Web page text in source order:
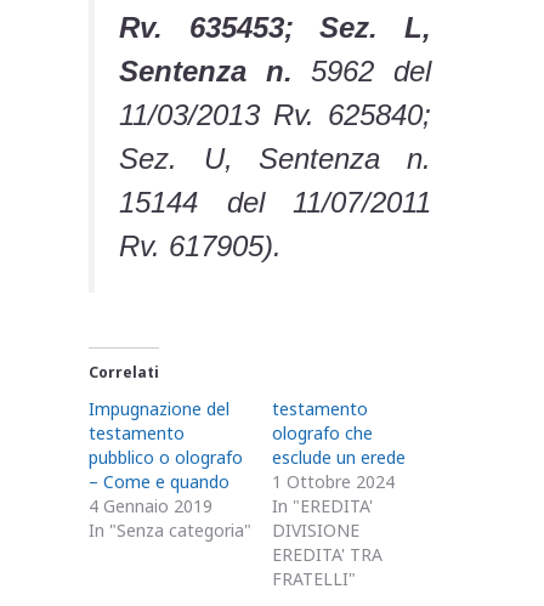
Rv. 635453; Sez. L,
Sentenza n. 5962 del
11/03/2013 Rv. 625840;
Sez. U, Sentenza n.
15144 del 11/07/2011
Rv. 617905).
Correlati
Impugnazione del
testamento
pubblico o olografo
– Come e quando
4 Gennaio 2019
In "Senza categoria"
testamento
olografo che
esclude un erede
1 Ottobre 2024
In "EREDITA'
DIVISIONE
EREDITA' TRA
FRATELLI"